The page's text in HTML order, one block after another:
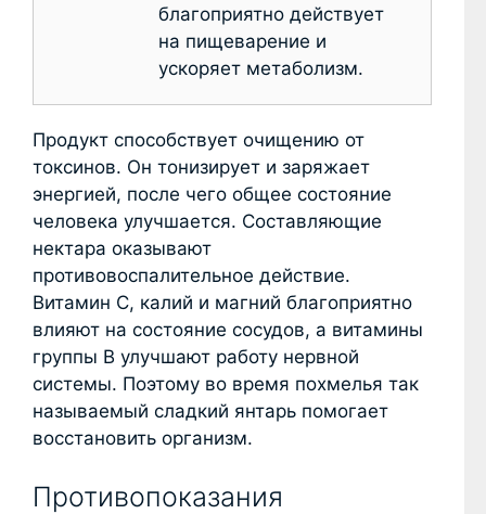
благоприятно действует
на пищеварение и
ускоряет метаболизм.
Продукт способствует очищению от
токсинов. Он тонизирует и заряжает
энергией, после чего общее состояние
человека улучшается. Составляющие
нектара оказывают
противовоспалительное действие.
Витамин C, калий и магний благоприятно
влияют на состояние сосудов, а витамины
группы B улучшают работу нервной
системы. Поэтому во время похмелья так
называемый сладкий янтарь помогает
восстановить организм.
Противопоказания